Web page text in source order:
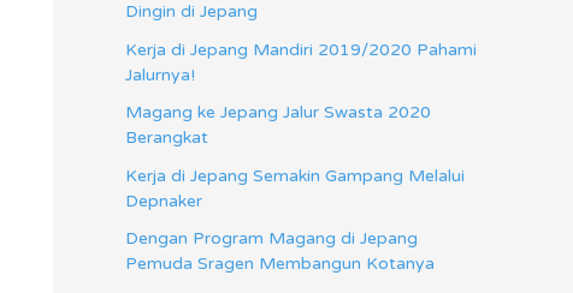
Dingin di Jepang
Kerja di Jepang Mandiri 2019/2020 Pahami
Jalurnya!
Magang ke Jepang Jalur Swasta 2020
Berangkat
Kerja di Jepang Semakin Gampang Melalui
Depnaker
Dengan Program Magang di Jepang
Pemuda Sragen Membangun Kotanya